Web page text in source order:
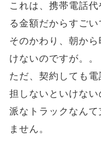
これは、携帯電話
る金額だからすごい
そのかわり、朝か
けないのですが。。
ただ、契約しても
担しないといけな
派なトラックなん
ません。